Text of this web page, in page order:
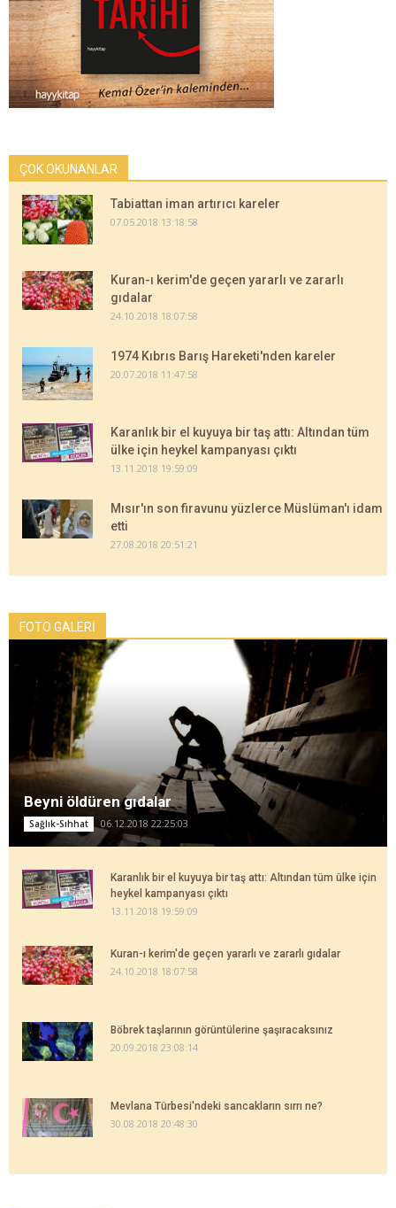
ÇOK OKUNANLAR
Tabiattan iman artırıcı kareler
07.05.2018 13:18:58
Kuran-ı kerim'de geçen yararlı ve zararlı
gıdalar
24.10.2018 18:07:58
1974 Kıbrıs Barış Hareketi'nden kareler
20.07.2018 11:47:58
Karanlık bir el kuyuya bir taş attı: Altından tüm
ülke için heykel kampanyası çıktı
13.11.2018 19:59:09
Mısır'ın son firavunu yüzlerce Müslüman'ı idam
etti
27.08.2018 20:51:21
FOTO GALERİ
Beyni öldüren gıdalar
Sağlık-Sıhhat 06.12.2018 22:25:03
Karanlık bir el kuyuya bir taş attı: Altından tüm ülke için
heykel kampanyası çıktı
13.11.2018 19:59:09
Kuran-ı kerim'de geçen yararlı ve zararlı gıdalar
24.10.2018 18:07:58
Böbrek taşlarının görüntülerine şaşıracaksınız
20.09.2018 23:08:14
Mevlana Türbesi'ndeki sancakların sırrı ne?
30.08.2018 20:48:30